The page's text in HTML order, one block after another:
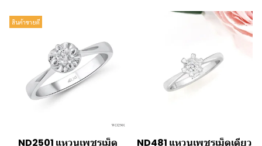
สินค้าขายดี
ND2501 แหวนเพชรเม็ด
ND481 แหวนเพชรเม็ดเดียว